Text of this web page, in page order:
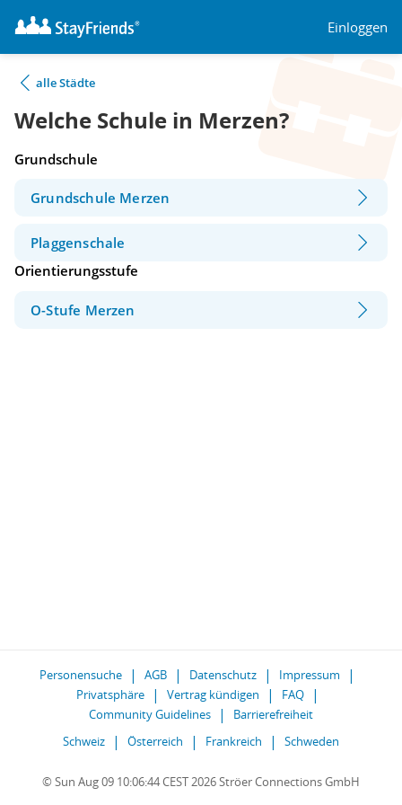
Einloggen
alle Städte
Welche Schule in Merzen?
Grundschule
Grundschule Merzen
Plaggenschale
Orientierungsstufe
O-Stufe Merzen
Personensuche AGB Datenschutz
Impressum
Privatsphäre
Vertrag kündigen
FAQ
Community Guidelines
Barrierefreiheit
Schweiz
Österreich Frankreich Schweden
© Sun Aug 09 10:06:44 CEST 2026 Ströer Connections GmbH